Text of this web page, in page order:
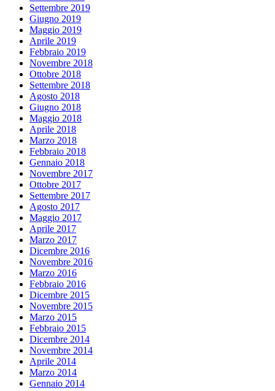
Settembre 2019
Giugno 2019
Maggio 2019
Aprile 2019
Febbraio 2019
Novembre 2018
Ottobre 2018
Settembre 2018
Agosto 2018
Giugno 2018
Maggio 2018
Aprile 2018
Marzo 2018
Febbraio 2018
Gennaio 2018
Novembre 2017
Ottobre 2017
Settembre 2017
Agosto 2017
Maggio 2017
Aprile 2017
Marzo 2017
Dicembre 2016
Novembre 2016
Marzo 2016
Febbraio 2016
Dicembre 2015
Novembre 2015
Marzo 2015
Febbraio 2015
Dicembre 2014
Novembre 2014
Aprile 2014
Marzo 2014
Gennaio 2014